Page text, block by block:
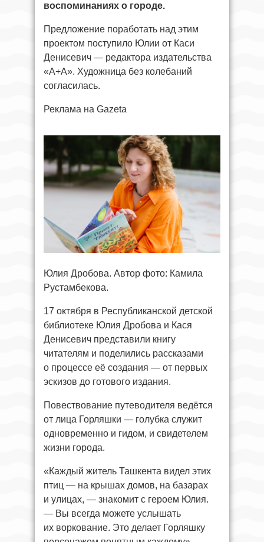
воспоминаниях о городе.
Предложение поработать над этим
проектом поступило Юлии от Каси
Денисевич — редактора издательства
«А+А». Художница без колебаний
согласилась.
Реклама на Gazeta
Юлия Дробова. Автор фото: Камила
Рустамбекова.
17 октября в Республиканской детской
библиотеке Юлия Дробова и Кася
Денисевич представили книгу
читателям и поделились рассказами
о процессе её создания — от первых
эскизов до готового издания.
Повествование путеводителя ведётся
от лица Горляшки — голубка служит
одновременно и гидом, и свидетелем
жизни города.
«Каждый житель Ташкента видел этих
птиц — на крышах домов, на базарах
и улицах, — знакомит с героем Юлия.
— Вы всегда можете услышать
их воркование. Это делает Горляшку